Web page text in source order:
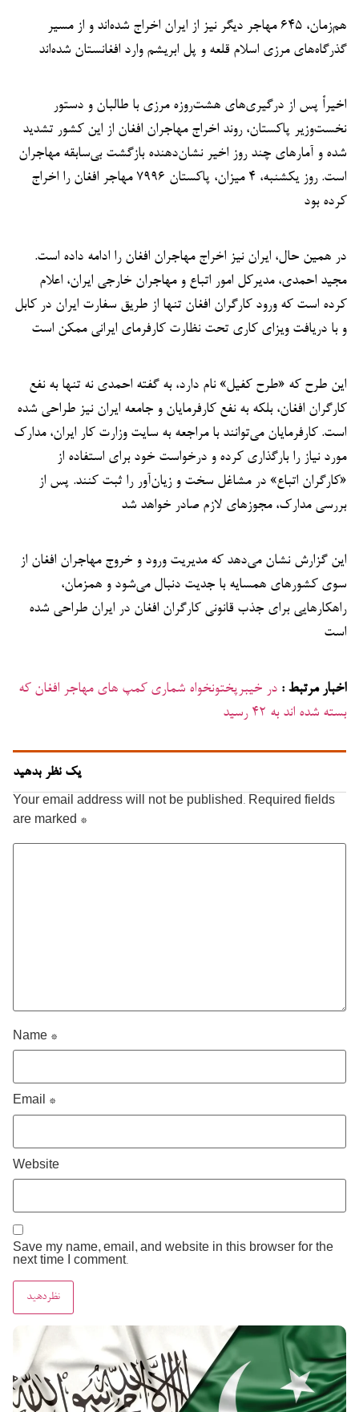
هم‌زمان، ۶۴۵ مهاجر دیگر نیز از ایران اخراج شده‌اند و از مسیر
گذرگاه‌های مرزی اسلام قلعه و پل ابریشم وارد افغانستان شده‌اند
اخیراً پس از درگیری‌های هشت‌روزه مرزی با طالبان و دستور
نخست‌وزیر پاکستان، روند اخراج مهاجران افغان از این کشور تشدید
شده و آمارهای چند روز اخیر نشان‌دهنده بازگشت بی‌سابقه مهاجران
است. روز یکشنبه، ۴ میزان، پاکستان ۷۹۹۶ مهاجر افغان را اخراج
کرده بود
در همین حال، ایران نیز اخراج مهاجران افغان را ادامه داده است.
مجید احمدی، مدیرکل امور اتباع و مهاجران خارجی ایران، اعلام
کرده است که ورود کارگران افغان تنها از طریق سفارت ایران در کابل
و با دریافت ویزای کاری تحت نظارت کارفرمای ایرانی ممکن است
این طرح که «طرح کفیل» نام دارد، به گفته احمدی نه تنها به نفع
کارگران افغان، بلکه به نفع کارفرمایان و جامعه ایران نیز طراحی شده
است. کارفرمایان می‌توانند با مراجعه به سایت وزارت کار ایران، مدارک
مورد نیاز را بارگذاری کرده و درخواست خود برای استفاده از
«کارگران اتباع» در مشاغل سخت و زیان‌آور را ثبت کنند. پس از
بررسی مدارک، مجوزهای لازم صادر خواهد شد
این گزارش نشان می‌دهد که مدیریت ورود و خروج مهاجران افغان از
سوی کشورهای همسایه با جدیت دنبال می‌شود و همزمان،
راهکارهایی برای جذب قانونی کارگران افغان در ایران طراحی شده
است
اخبار مرتبط : در خیبرپختونخواه شماری کمپ های مهاجر افغان که
بسته شده اند به ۴۲ رسید
یک نظر بدهید
Your email address will not be published. Required fields
are marked *
Name *
Email *
Website
Save my name, email, and website in this browser for the
next time I comment.